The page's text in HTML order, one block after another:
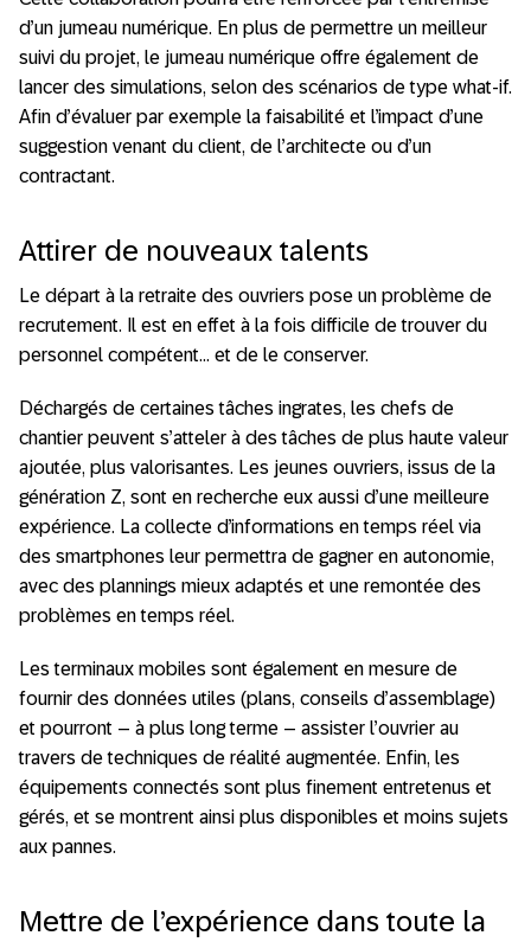
d’un jumeau numérique. En plus de permettre un meilleur
suivi du projet, le jumeau numérique offre également de
lancer des simulations, selon des scénarios de type what-if.
Afin d’évaluer par exemple la faisabilité et l’impact d’une
suggestion venant du client, de l’architecte ou d’un
contractant.
Attirer de nouveaux talents
Le départ à la retraite des ouvriers pose un problème de
recrutement. Il est en effet à la fois difficile de trouver du
personnel compétent… et de le conserver.
Déchargés de certaines tâches ingrates, les chefs de
chantier peuvent s’atteler à des tâches de plus haute valeur
ajoutée, plus valorisantes. Les jeunes ouvriers, issus de la
génération Z, sont en recherche eux aussi d’une meilleure
expérience. La collecte d’informations en temps réel via
des smartphones leur permettra de gagner en autonomie,
avec des plannings mieux adaptés et une remontée des
problèmes en temps réel.
Les terminaux mobiles sont également en mesure de
fournir des données utiles (plans, conseils d’assemblage)
et pourront – à plus long terme – assister l’ouvrier au
travers de techniques de réalité augmentée. Enfin, les
équipements connectés sont plus finement entretenus et
gérés, et se montrent ainsi plus disponibles et moins sujets
aux pannes.
Mettre de l’expérience dans toute la